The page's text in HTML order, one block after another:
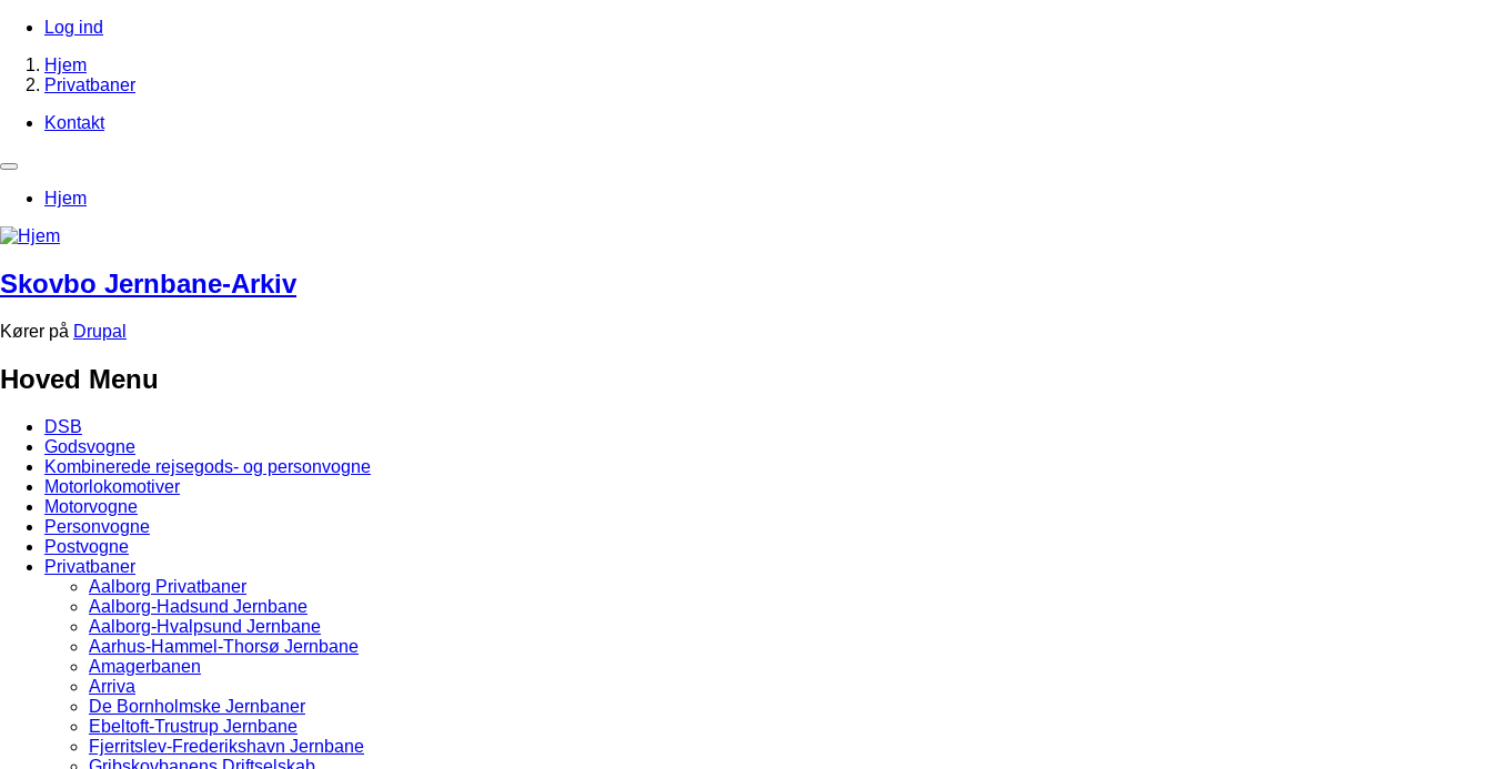
hovedindhold
Brugerkontomenu
Log ind
Brødkrumme
Hjem
Privatbaner
Kontakt
Primær
navigation
Hjem
Skovbo Jernbane-Arkiv
Kører på Drupal
Hoved Menu
DSB
Godsvogne
Kombinerede rejsegods- og personvogne
Motorlokomotiver
Motorvogne
Personvogne
Postvogne
Privatbaner
Aalborg Privatbaner
Aalborg-Hadsund Jernbane
Aalborg-Hvalpsund Jernbane
Aarhus-Hammel-Thorsø Jernbane
Amagerbanen
Arriva
De Bornholmske Jernbaner
Ebeltoft-Trustrup Jernbane
Fjerritslev-Frederikshavn Jernbane